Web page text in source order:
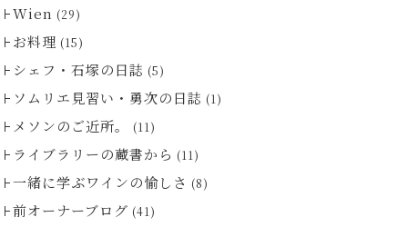
Wien (29)
お料理 (15)
シェフ・石塚の日誌 (5)
ソムリエ見習い・勇次の日誌 (1)
メソンのご近所。 (11)
ライブラリーの蔵書から (11)
一緒に学ぶワインの愉しさ (8)
前オーナーブログ (41)